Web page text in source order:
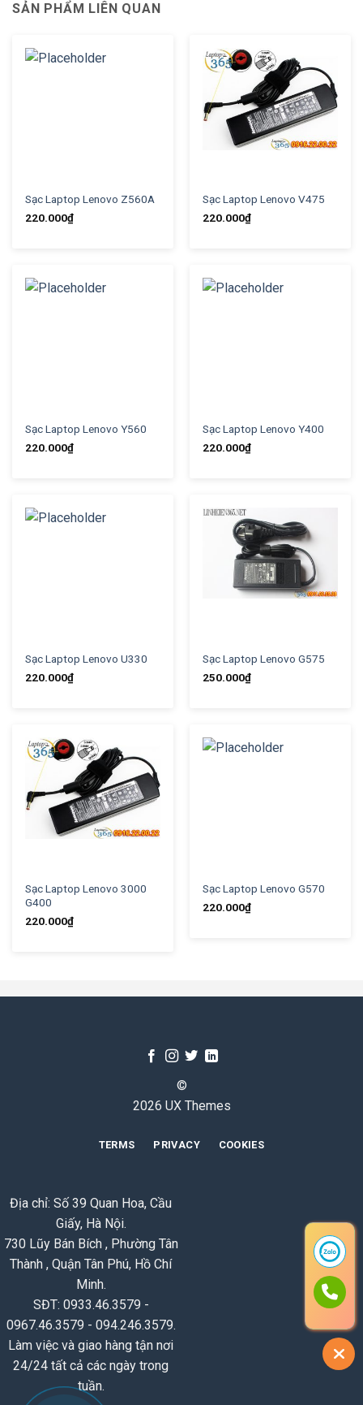
SẢN PHẨM LIÊN QUAN
Sạc Laptop Lenovo Z560A
220.000₫
Sạc Laptop Lenovo V475
220.000₫
Sạc Laptop Lenovo Y560
220.000₫
Sạc Laptop Lenovo Y400
220.000₫
Sạc Laptop Lenovo U330
220.000₫
Sạc Laptop Lenovo G575
250.000₫
Sạc Laptop Lenovo 3000
G400
220.000₫
Sạc Laptop Lenovo G570
220.000₫
©
2026 UX Themes
TERMS PRIVACY COOKIES
Địa chỉ: Số 39 Quan Hoa, Cầu
Giấy, Hà Nội.
730 Lũy Bán Bích , Phường Tân
Thành , Quận Tân Phú, Hồ Chí
Minh.
SĐT: 0933.46.3579 -
0967.46.3579 - 094.246.3579.
Làm việc và giao hàng tận nơi
24/24 tất cả các ngày trong
tuần.